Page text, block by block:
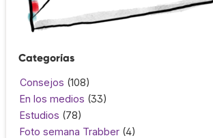
Categorías
Consejos (108)
En los medios (33)
Estudios (78)
Foto semana Trabber (4)